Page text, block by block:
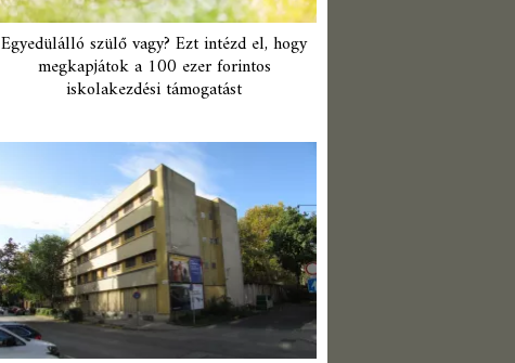
Egyedülálló szülő vagy? Ezt intézd el, hogy
megkapjátok a 100 ezer forintos
iskolakezdési támogatást